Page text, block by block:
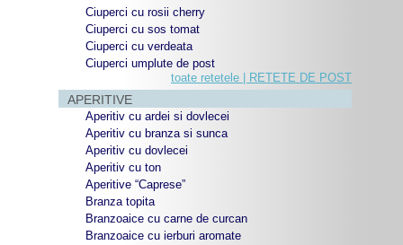
Ciuperci cu rosii cherry
Ciuperci cu sos tomat
Ciuperci cu verdeata
Ciuperci umplute de post
toate retetele | RETETE DE POST
APERITIVE
Aperitiv cu ardei si dovlecei
Aperitiv cu branza si sunca
Aperitiv cu dovlecei
Aperitiv cu ton
Aperitive “Caprese”
Branza topita
Branzoaice cu carne de curcan
Branzoaice cu ierburi aromate